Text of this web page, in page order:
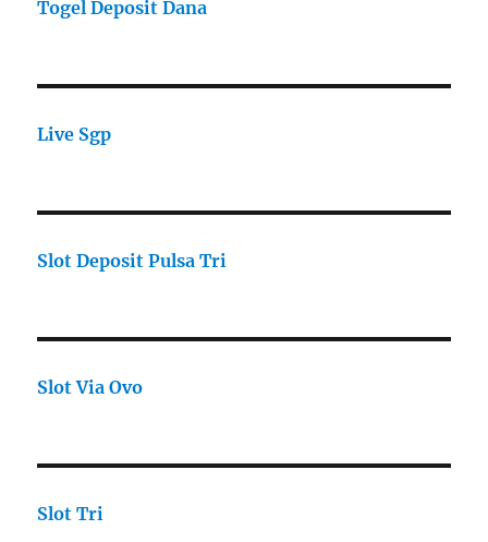
Togel Deposit Dana
Live Sgp
Slot Deposit Pulsa Tri
Slot Via Ovo
Slot Tri